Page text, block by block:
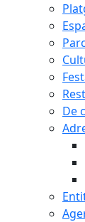
De